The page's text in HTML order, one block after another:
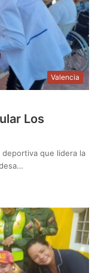
Valencia
Los
que lidera la